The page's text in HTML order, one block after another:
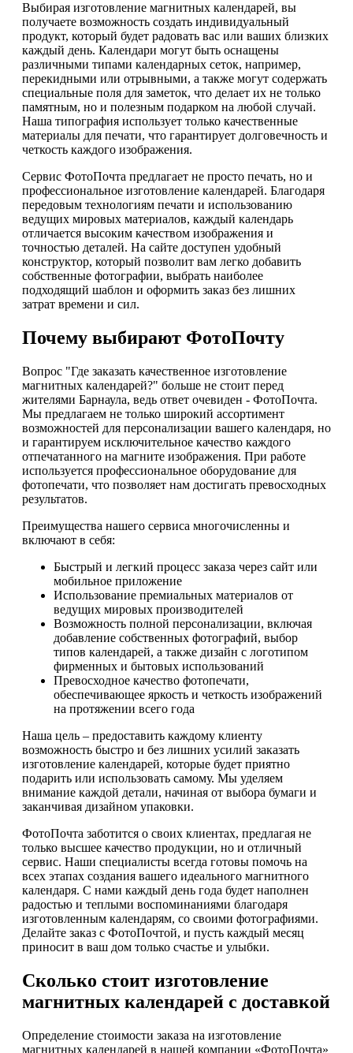
Выбирая изготовление магнитных календарей, вы
получаете возможность создать индивидуальный
продукт, который будет радовать вас или ваших близких
каждый день. Календари могут быть оснащены
различными типами календарных сеток, например,
перекидными или отрывными, а также могут содержать
специальные поля для заметок, что делает их не только
памятным, но и полезным подарком на любой случай.
Наша типография использует только качественные
материалы для печати, что гарантирует долговечность и
четкость каждого изображения.
Сервис ФотоПочта предлагает не просто печать, но и
профессиональное изготовление календарей. Благодаря
передовым технологиям печати и использованию
ведущих мировых материалов, каждый календарь
отличается высоким качеством изображения и
точностью деталей. На сайте доступен удобный
конструктор, который позволит вам легко добавить
собственные фотографии, выбрать наиболее
подходящий шаблон и оформить заказ без лишних
затрат времени и сил.
Почему выбирают ФотоПочту
Вопрос "Где заказать качественное изготовление
магнитных календарей?" больше не стоит перед
жителями Барнаула, ведь ответ очевиден - ФотоПочта.
Мы предлагаем не только широкий ассортимент
возможностей для персонализации вашего календаря, но
и гарантируем исключительное качество каждого
отпечатанного на магните изображения. При работе
используется профессиональное оборудование для
фотопечати, что позволяет нам достигать превосходных
результатов.
Преимущества нашего сервиса многочисленны и
включают в себя:
Быстрый и легкий процесс заказа через сайт или
мобильное приложение
Использование премиальных материалов от
ведущих мировых производителей
Возможность полной персонализации, включая
добавление собственных фотографий, выбор
типов календарей, а также дизайн с логотипом
фирменных и бытовых использований
Превосходное качество фотопечати,
обеспечивающее яркость и четкость изображений
на протяжении всего года
Наша цель – предоставить каждому клиенту
возможность быстро и без лишних усилий заказать
изготовление календарей, которые будет приятно
подарить или использовать самому. Мы уделяем
внимание каждой детали, начиная от выбора бумаги и
заканчивая дизайном упаковки.
ФотоПочта заботится о своих клиентах, предлагая не
только высшее качество продукции, но и отличный
сервис. Наши специалисты всегда готовы помочь на
всех этапах создания вашего идеального магнитного
календаря. С нами каждый день года будет наполнен
радостью и теплыми воспоминаниями благодаря
изготовленным календарям, со своими фотографиями.
Делайте заказ с ФотоПочтой, и пусть каждый месяц
приносит в ваш дом только счастье и улыбки.
Сколько стоит изготовление
магнитных календарей с доставкой
Определение стоимости заказа на изготовление
магнитных календарей в нашей компании «ФотоПочта»